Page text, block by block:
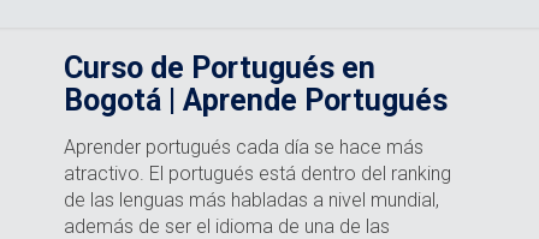
Curso de Portugués en
Bogotá | Aprende Portugués
Aprender portugués cada día se hace más
atractivo. El portugués está dentro del ranking
de las lenguas más habladas a nivel mundial,
además de ser el idioma de una de las